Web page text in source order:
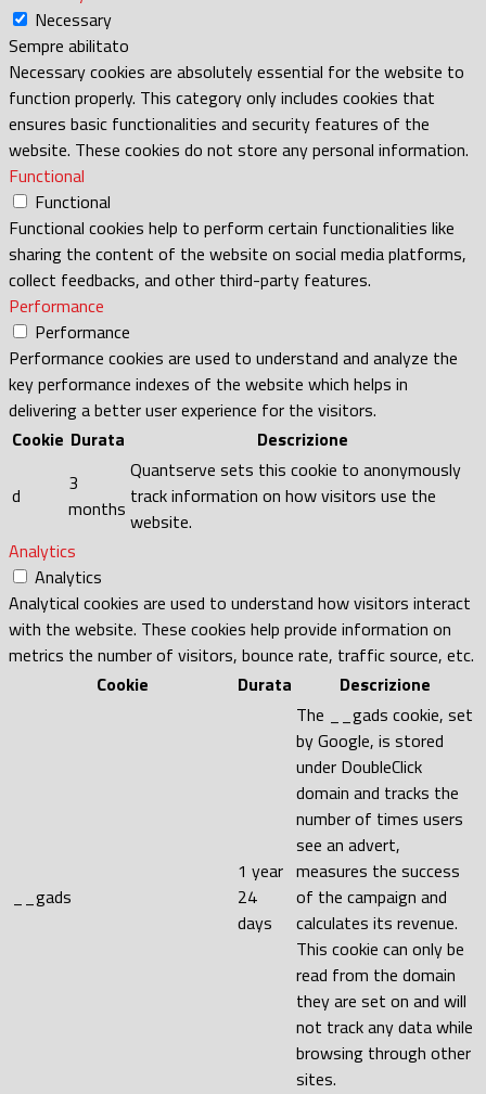
Necessary
Sempre abilitato
Necessary cookies are absolutely essential for the website to
function properly. This category only includes cookies that
ensures basic functionalities and security features of the
website. These cookies do not store any personal information.
Functional
Functional
Functional cookies help to perform certain functionalities like
sharing the content of the website on social media platforms,
collect feedbacks, and other third-party features.
Performance
Performance
Performance cookies are used to understand and analyze the
key performance indexes of the website which helps in
delivering a better user experience for the visitors.
Cookie Durata Descrizione
d
3
months
Quantserve sets this cookie to anonymously
track information on how visitors use the
website.
Analytics
Analytics
Analytical cookies are used to understand how visitors interact
with the website. These cookies help provide information on
metrics the number of visitors, bounce rate, traffic source, etc.
Cookie
Durata Descrizione
__gads
1 year
24
days
The __gads cookie, set
by Google, is stored
under DoubleClick
domain and tracks the
number of times users
see an advert,
measures the success
of the campaign and
calculates its revenue.
This cookie can only be
read from the domain
they are set on and will
not track any data while
browsing through other
sites.